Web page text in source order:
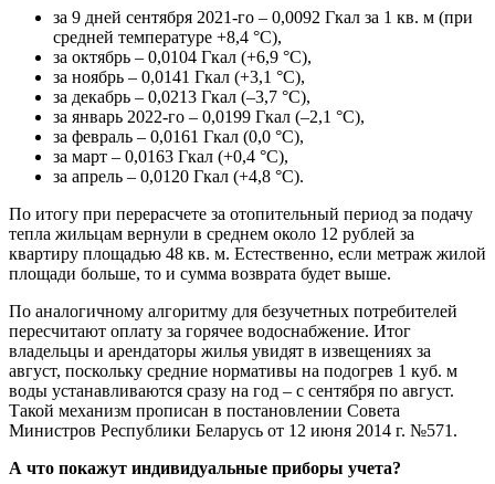
за 9 дней сентября 2021-го – 0,0092 Гкал за 1 кв. м (при
средней температуре +8,4 °C),
за октябрь – 0,0104 Гкал (+6,9 °C),
за ноябрь – 0,0141 Гкал (+3,1 °C),
за декабрь – 0,0213 Гкал (–3,7 °C),
за январь 2022-го – 0,0199 Гкал (–2,1 °C),
за февраль – 0,0161 Гкал (0,0 °C),
за март – 0,0163 Гкал (+0,4 °C),
за апрель – 0,0120 Гкал (+4,8 °C).
По итогу при перерасчете за отопительный период за подачу
тепла жильцам вернули в среднем около 12 рублей за
квартиру площадью 48 кв. м. Естественно, если метраж жилой
площади больше, то и сумма возврата будет выше.
По аналогичному алгоритму для безучетных потребителей
пересчитают оплату за горячее водоснабжение. Итог
владельцы и арендаторы жилья увидят в извещениях за
август, поскольку средние нормативы на подогрев 1 куб. м
воды устанавливаются сразу на год – с сентября по август.
Такой механизм прописан в постановлении Совета
Министров Республики Беларусь от 12 июня 2014 г. №571.
А что покажут индивидуальные приборы учета?